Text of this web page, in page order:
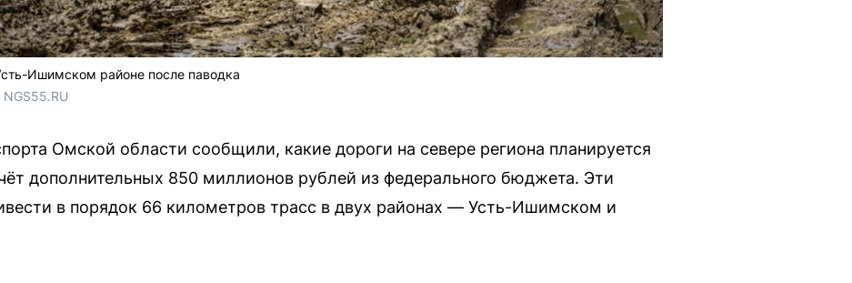
Ишимском районе после паводка
Омской области сообщили, какие дороги на севере региона планируется
дополнительных 850 миллионов рублей из федерального бюджета. Эти
в порядок 66 километров трасс в двух районах — Усть-Ишимском и